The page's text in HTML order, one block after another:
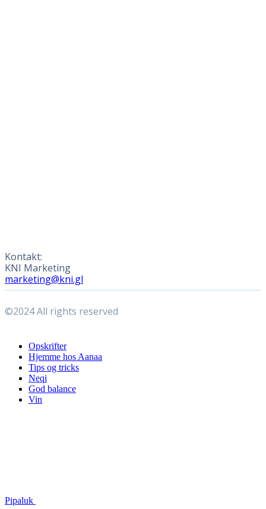
Kontakt:
KNI Marketing
marketing@kni.gl
©2024 All rights reserved
Close
Menu
Opskrifter
Hjemme hos Aanaa
Tips og tricks
Neqi
God balance
Vin
Pipaluk